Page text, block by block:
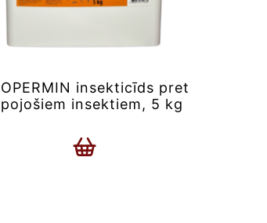
insekticīds pret
insektiem, 5 kg